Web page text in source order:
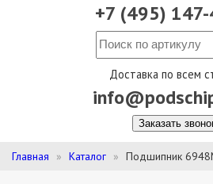
+7 (495)
Доставка по всем
Заказать
Главная Каталог Подшипник